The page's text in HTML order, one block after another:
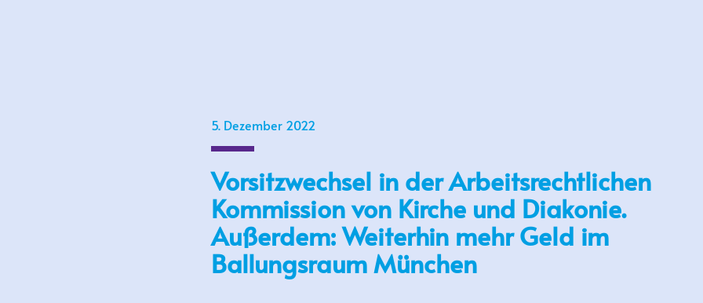
5. Dezember 2022
Vorsitzwechsel in der Arbeitsrechtlichen
Kommission von Kirche und Diakonie.
Außerdem: Weiterhin mehr Geld im
Ballungsraum München